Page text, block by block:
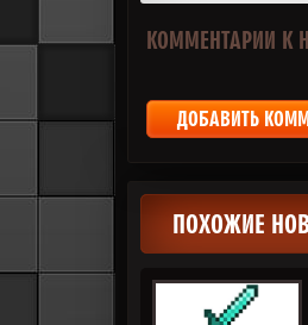
КОММЕНТАРИИ К
ДОБАВИТЬ
ПОХОЖИЕ